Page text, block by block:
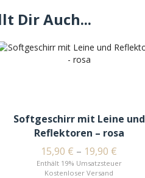
Dir Auch...
Softgeschirr mit Leine und
Reflektoren – rosa
15,90 € – 19,90 €
Enthält 19% Umsatzsteuer
Kostenloser Versand